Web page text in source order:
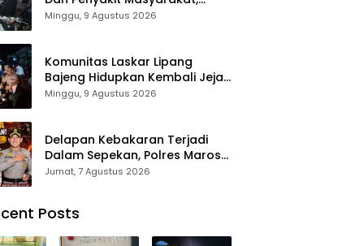
Polres Maros Gelar Razia
Minggu, 9 Agustus 2026
Komunitas Laskar Lipang
Bajeng Hidupkan Kembali Jejak
Perjuangan Ranggong Daeng
Adalah Warisan yang Tak
Ternilai”.
Minggu, 9 Agustus 2026
Delapan Kebakaran Terjadi
Dalam Sepekan, Polres Maros
Keluarkan Imbauan kepada
Jumat, 7 Agustus 2026
Posts